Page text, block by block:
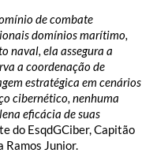
de combate
domínios marítimo,
naval, ela assegura a
a coordenação de
estratégica em cenários
cibernético, nenhuma
eficácia de suas
do EsqdGCiber, Capitão
Ramos Junior.